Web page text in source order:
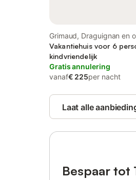
Grimaud, Draguignan en
Vakantiehuis voor 6
kindvriendelijk
Gratis annulering
vanaf€ 225per nacht
Laat alle
Bespaar tot